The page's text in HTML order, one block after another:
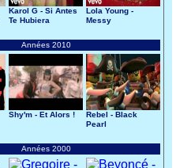
Karol G - Si Antes
Te Hubiera
Lola Young -
Messy
Années 2010
Shy'm - Et Alors !
Rebel - Black
Pearl
Années 2000